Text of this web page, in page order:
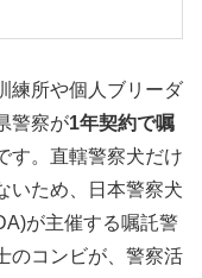
練所や個人ブリーダ
警察が1年契約で嘱
す。直轄警察犬だけ
いため、日本警察犬
が主催する嘱託警
のコンビが、警察活